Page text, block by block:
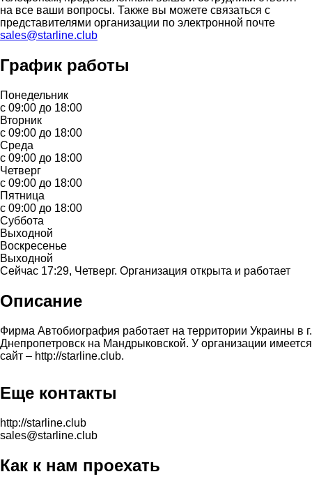
на все ваши вопросы. Также вы можете связаться с
представителями организации по электронной почте
sales@starline.club
График работы
Понедельник
с 09:00 до 18:00
Вторник
с 09:00 до 18:00
Среда
с 09:00 до 18:00
Четверг
с 09:00 до 18:00
Пятница
с 09:00 до 18:00
Суббота
Выходной
Воскресенье
Выходной
Сейчас 17:29, Четверг. Организация открыта и работает
Описание
Фирма Автобиография работает на территории Украины в г.
Днепропетровск на Мандрыковской. У организации имеется
сайт – http://starline.club.
Еще контакты
http://starline.club
sales@starline.club
Как к нам проехать